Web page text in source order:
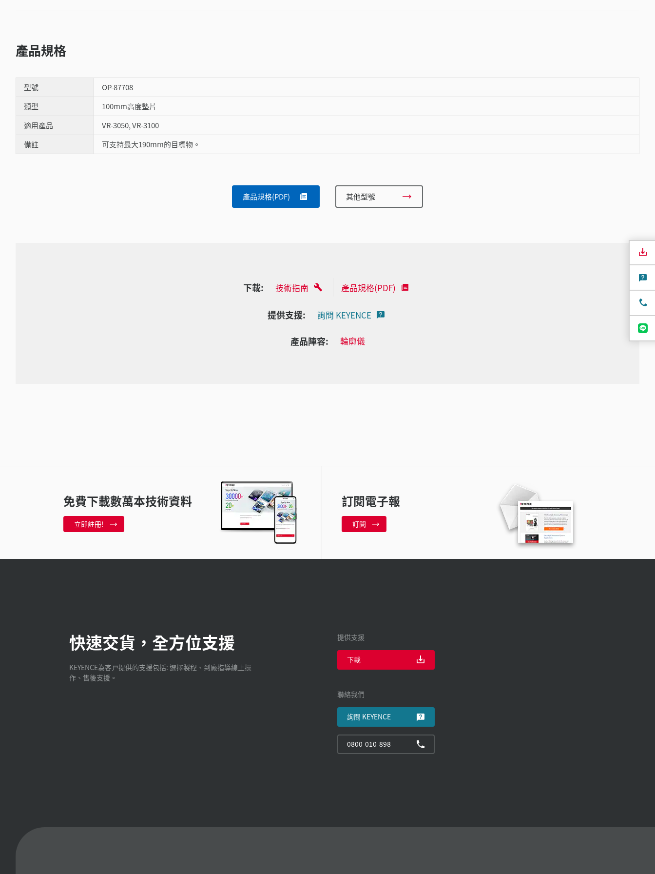
產品規格
型號
OP-87708
類型
100mm高度墊片
適用產品
VR-3050, VR-3100
備註
可支持最大190mm的目標物。
產品規格(PDF) 其他型號
下載: 技術指南 產品規格(PDF)
提供支援: 詢問 KEYENCE
產品陣容: 輪廓儀
免費下載數萬本技術資料
立即註冊!
訂閱電子報
訂閱
快速交貨，全方位支援
KEYENCE為客戸提供的支援包括: 選擇製程、到廠指導線上操
作、售後支援。
提供支援
下載
聯絡我們
詢問 KEYENCE
0800-010-898